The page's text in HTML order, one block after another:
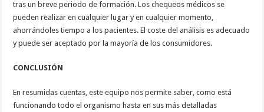
tras un breve periodo de formación. Los chequeos médicos se
pueden realizar en cualquier lugar y en cualquier momento,
ahorrándoles tiempo a los pacientes. El coste del análisis es adecuado
y puede ser aceptado por la mayoría de los consumidores.
CONCLUSIÓN
En resumidas cuentas, este equipo nos permite saber, como está
funcionando todo el organismo hasta en sus más detalladas